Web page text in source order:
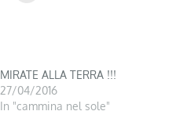
MIRATE ALLA TERRA !!!
27/04/2016
In "cammina nel sole"